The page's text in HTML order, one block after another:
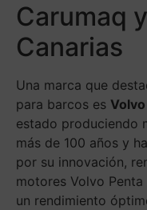
Carumaq
Canarias
Una marca que
para barcos es
estado produciendo
más de 100 años y
por su innovación,
motores Volvo
un rendimiento